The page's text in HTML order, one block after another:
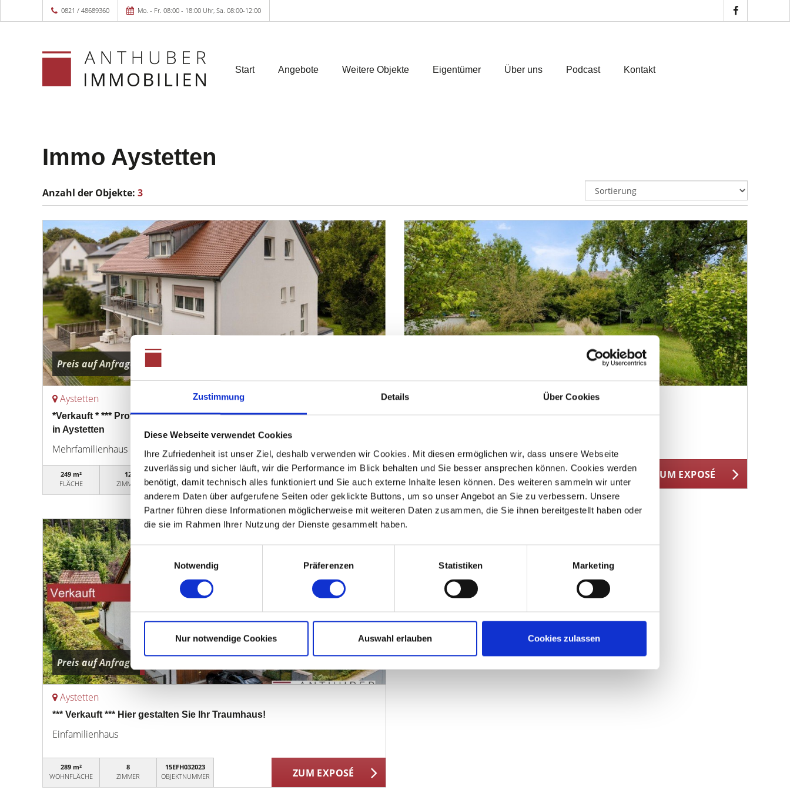
Zustimmung Details Über Cookies
Diese Webseite verwendet Cookies
Ihre Zufriedenheit ist unser Ziel, deshalb verwenden wir Cookies. Mit diesen ermöglichen wir, dass unsere Webseite
zuverlässig und sicher läuft, wir die Performance im Blick behalten und Sie besser ansprechen können. Cookies werden
benötigt, damit technisch alles funktioniert und Sie auch externe Inhalte lesen können. Des weiteren sammeln wir unter
anderem Daten über aufgerufene Seiten oder geklickte Buttons, um so unser Angebot an Sie zu verbessern. Unsere
Partner führen diese Informationen möglicherweise mit weiteren Daten zusammen, die Sie ihnen bereitgestellt haben oder
die sie im Rahmen Ihrer Nutzung der Dienste gesammelt haben.
Einwilligungsauswahl
Notwendig
Präferenzen Statistiken Marketing
Nur notwendige Cookies Auswahl erlauben Cookies zulassen
0821 / 48689360 Mo. - Fr. 08:00 - 18:00 Uhr, Sa. 08:00-12:00
Start Angebote Weitere Objekte Eigentümer Über uns Podcast Kontakt
Immo Aystetten
Anzahl der Objekte: 3
Preis auf Anfrage
Aystetten
*Verkauft * *** Provisionsfrei für Kaufende *** Schönes Mehrfamilienhaus
in Aystetten
Mehrfamilienhaus
249 m²
FLÄCHE
12
ZIMMER
15MFH022025
OBJEKTNUMMER
ZUM EXPOSÉ
Ruhig gelegenes Grundstück in zweiter Reihe
524 m²
GRUNDSTÜCK
11GS012026
OBJEKTNUMMER
ZUM EXPOSÉ
Preis auf Anfrage
Aystetten
*** Verkauft *** Hier gestalten Sie Ihr Traumhaus!
Einfamilienhaus
289 m²
WOHNFLÄCHE
8
ZIMMER
15EFH032023
OBJEKTNUMMER
ZUM EXPOSÉ